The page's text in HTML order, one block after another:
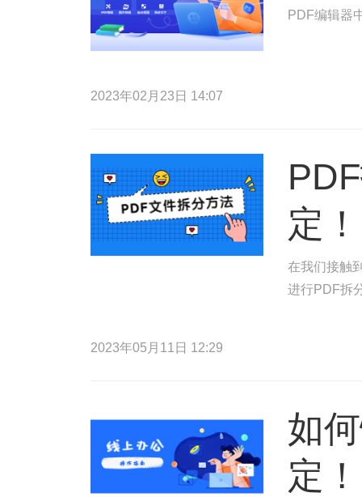
PDF编辑器
2023年02月23日 14:07
定！
在我们接触
进行PDF拆
2023年05月11日 12:29
如
定！